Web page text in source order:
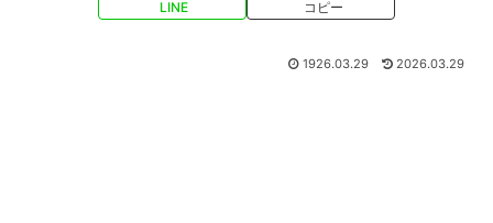
LINE コピー
1926.03.29 2026.03.29